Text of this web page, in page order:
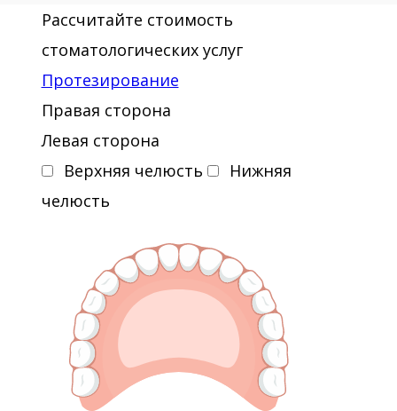
Рассчитайте стоимость
стоматологических услуг
Протезирование
Правая сторона
Левая сторона
Верхняя челюсть
Нижняя
челюсть